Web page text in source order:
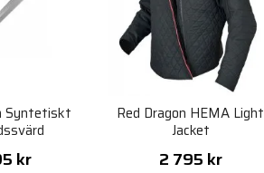
Syntetiskt
kr
Red Dragon HEMA Light
Jacket
2 795 kr